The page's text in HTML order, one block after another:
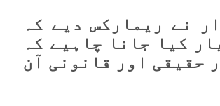
نے ریمارکس دیے کہ
کیا جانا چاہیے کہ
حقیقی اور قانونی آن